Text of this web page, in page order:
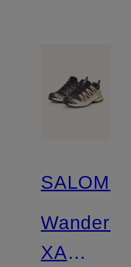
SALOMON
XA